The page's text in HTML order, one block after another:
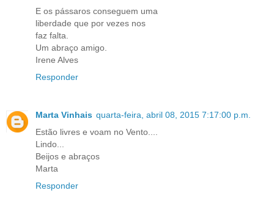
E os pássaros conseguem uma
liberdade que por vezes nos
faz falta.
Um abraço amigo.
Irene Alves
Responder
Marta Vinhais quarta-feira, abril 08, 2015 7:17:00 p.m.
Estão livres e voam no Vento....
Lindo...
Beijos e abraços
Marta
Responder